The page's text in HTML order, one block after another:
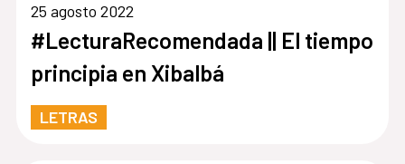
25 agosto 2022
#LecturaRecomendada || El tiempo
principia en Xibalbá
LETRAS